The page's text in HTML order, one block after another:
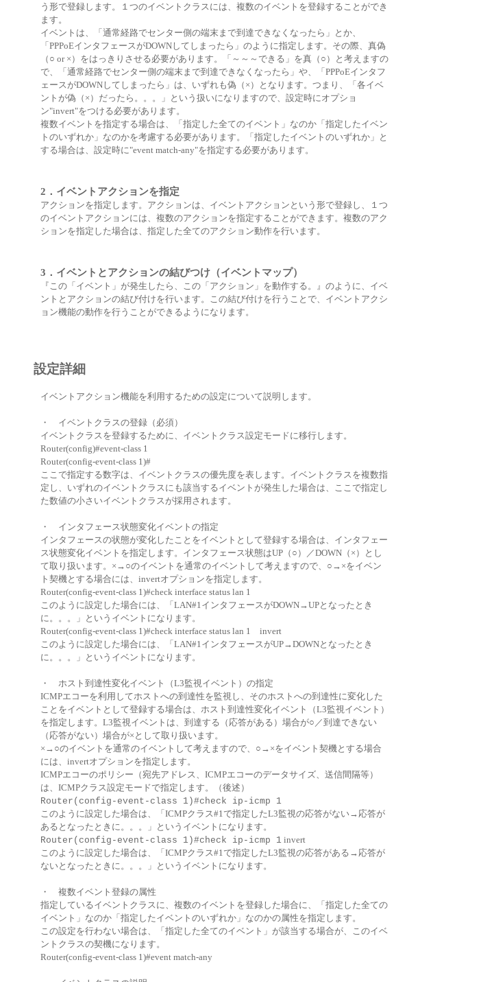
う形で登録します。１つのイベントクラスには、複数のイベントを登録することができ
ます。
イベントは、「通常経路でセンター側の端末まで到達できなくなったら」とか、
「PPPoEインタフェースがDOWNしてしまったら」のように指定します。その際、真偽
（○ or ×）をはっきりさせる必要があります。「～～～できる」を真（○）と考えますの
で、「通常経路でセンター側の端末まで到達できなくなったら」や、「PPPoEインタフ
ェースがDOWNしてしまったら」は、いずれも偽（×）となります。つまり、「各イベ
ントが偽（×）だったら。。。」という扱いになりますので、設定時にオプショ
ン"invert"をつける必要があります。
複数イベントを指定する場合は、「指定した全てのイベント」なのか「指定したイベン
トのいずれか」なのかを考慮する必要があります。「指定したイベントのいずれか」と
する場合は、設定時に"event match-any"を指定する必要があります。
2．イベントアクションを指定
アクションを指定します。アクションは、イベントアクションという形で登録し、１つ
のイベントアクションには、複数のアクションを指定することができます。複数のアク
ションを指定した場合は、指定した全てのアクション動作を行います。
3．イベントとアクションの結びつけ（イベントマップ）
『この「イベント」が発生したら、この「アクション」を動作する。』のように、イベ
ントとアクションの結び付けを行います。この結び付けを行うことで、イベントアクシ
ョン機能の動作を行うことができるようになります。
設定詳細
イベントアクション機能を利用するための設定について説明します。
・ イベントクラスの登録（必須）
イベントクラスを登録するために、イベントクラス設定モードに移行します。
Router(config)#event-class 1
Router(config-event-class 1)#
ここで指定する数字は、イベントクラスの優先度を表します。イベントクラスを複数指
定し、いずれのイベントクラスにも該当するイベントが発生した場合は、ここで指定し
た数値の小さいイベントクラスが採用されます。
・ インタフェース状態変化イベントの指定
インタフェースの状態が変化したことをイベントとして登録する場合は、インタフェー
ス状態変化イベントを指定します。インタフェース状態はUP（○）／DOWN（×）とし
て取り扱います。×→○のイベントを通常のイベントして考えますので、○→×をイベン
ト契機とする場合には、invertオプションを指定します。
Router(config-event-class 1)#check interface status lan 1
このように設定した場合には、「LAN#1インタフェースがDOWN→UPとなったとき
に。。。」というイベントになります。
Router(config-event-class 1)#check interface status lan 1 invert
このように設定した場合には、「LAN#1インタフェースがUP→DOWNとなったとき
に。。。」というイベントになります。
・ ホスト到達性変化イベント（L3監視イベント）の指定
ICMPエコーを利用してホストへの到達性を監視し、そのホストへの到達性に変化した
ことをイベントとして登録する場合は、ホスト到達性変化イベント（L3監視イベント）
を指定します。L3監視イベントは、到達する（応答がある）場合が○／到達できない
（応答がない）場合が×として取り扱います。
×→○のイベントを通常のイベントして考えますので、○→×をイベント契機とする場合
には、invertオプションを指定します。
ICMPエコーのポリシー（宛先アドレス、ICMPエコーのデータサイズ、送信間隔等）
は、ICMPクラス設定モードで指定します。（後述）
Router(config-event-class 1)#check ip-icmp 1
このように設定した場合は、「ICMPクラス#1で指定したL3監視の応答がない→応答が
あるとなったときに。。。」というイベントになります。
Router(config-event-class 1)#check ip-icmp 1 invert
このように設定した場合は、「ICMPクラス#1で指定したL3監視の応答がある→応答が
ないとなったときに。。。」というイベントになります。
・ 複数イベント登録の属性
指定しているイベントクラスに、複数のイベントを登録した場合に、「指定した全ての
イベント」なのか「指定したイベントのいずれか」なのかの属性を指定します。
この設定を行わない場合は、「指定した全てのイベント」が該当する場合が、このイベ
ントクラスの契機になります。
Router(config-event-class 1)#event match-any